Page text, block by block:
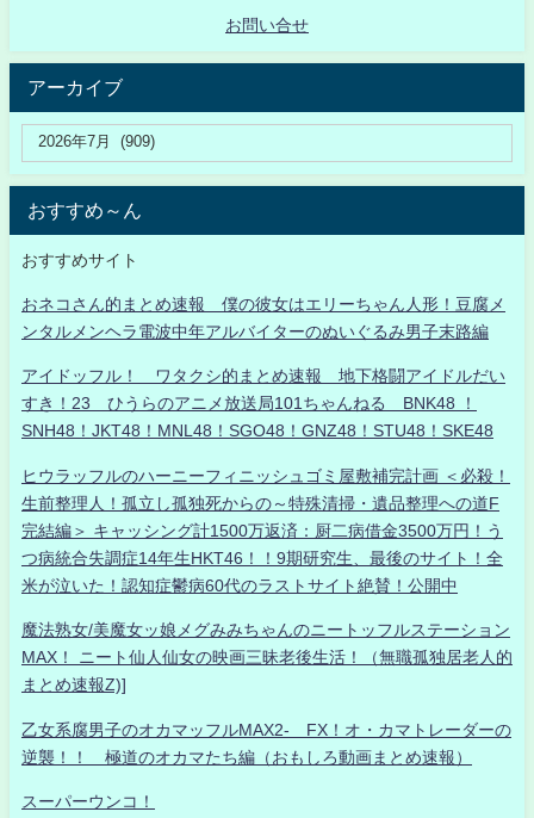
お問い合せ
アーカイブ
おすすめ～ん
おすすめサイト
おネコさん的まとめ速報 僕の彼女はエリーちゃん人形！豆腐メ
ンタルメンヘラ電波中年アルバイターのぬいぐるみ男子末路編
アイドッフル！ ワタクシ的まとめ速報 地下格闘アイドルだい
すき！23 ひうらのアニメ放送局101ちゃんねる BNK48 ！
SNH48！JKT48！MNL48！SGO48！GNZ48！STU48！SKE48
ヒウラッフルのハーニーフィニッシュゴミ屋敷補完計画 ＜必殺！
生前整理人！孤立し孤独死からの～特殊清掃・遺品整理への道F
完結編＞ キャッシング計1500万返済：厨二病借金3500万円！う
つ病統合失調症14年生HKT46！！9期研究生、最後のサイト！全
米が泣いた！認知症鬱病60代のラストサイト絶賛！公開中
魔法熟女/美魔女ッ娘メグみみちゃんのニートッフルステーション
MAX！ ニート仙人仙女の映画三昧老後生活！（無職孤独居老人的
まとめ速報Z)]
乙女系腐男子のオカマッフルMAX2- FX！オ・カマトレーダーの
逆襲！！ 極道のオカマたち編（おもしろ動画まとめ速報）
スーパーウンコ！